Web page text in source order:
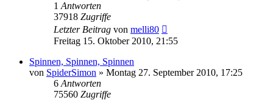
1 Antworten
37918 Zugriffe
Letzter Beitrag von melli80
Freitag 15. Oktober 2010, 21:55
Spinnen, Spinnen, Spinnen
von SpiderSimon » Montag 27. September 2010, 17:25
6 Antworten
75560 Zugriffe